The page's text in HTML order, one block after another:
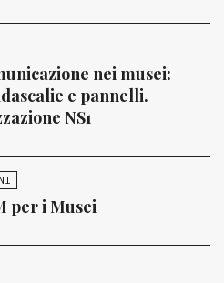
nei musei:
e pannelli.
NS1
per i Musei